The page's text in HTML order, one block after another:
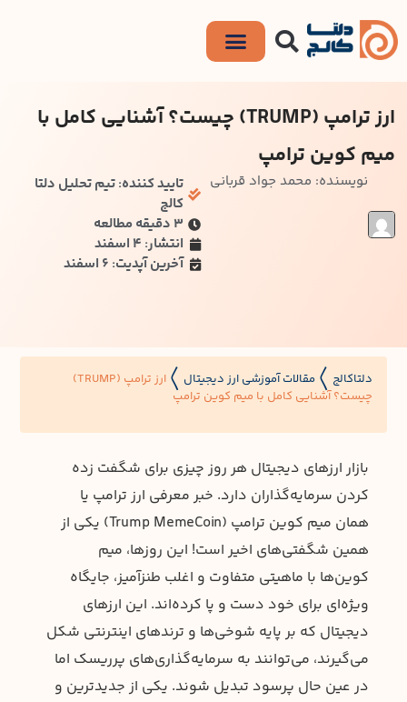
ارز ترامپ (TRUMP) چیست؟ آشنایی کامل با
میم کوین ترامپ
نویسنده: محمد جواد قربانی
تایید کننده: تیم تحلیل دلتا
کالج
۳ دقیقه مطالعه
انتشار: 4 اسفند
آخرین آپدیت: 6 اسفند
دلتاکالج مقالات آموزشی ارز دیجیتال
ارز ترامپ (TRUMP)
چیست؟ آشنایی کامل با میم کوین ترامپ
بازار ارزهای دیجیتال هر روز چیزی برای شگفت زده
کردن سرمایه‌گذاران دارد. خبر معرفی ارز ترامپ یا
همان میم کوین ترامپ (Trump MemeCoin) یکی از
همین شگفتی‌های اخیر است! این روزها، میم
کوین‌ها با ماهیتی متفاوت و اغلب طنزآمیز، جایگاه
ویژه‌ای برای خود دست و پا کرده‌اند. این ارزهای
دیجیتال که بر پایه شوخی‌ها و ترندهای اینترنتی شکل
می‌گیرند، می‌توانند به سرمایه‌گذاری‌های پرریسک اما
در عین حال پرسود تبدیل شوند. یکی از جدیدترین و